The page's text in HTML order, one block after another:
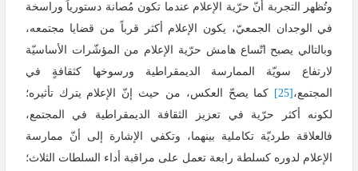
وتُظهر التجربة أنّ حرّية الإعلام عندما تكون مُصانة دستورياً وراسخة
في الوجدان الجمعيّ، يكون الإعلام أكثر قرباً من قضايا مجتمعه،
وبالتالي يصبح اتّساع هامش حرّية الإعلام من المؤشّرات الأساسيّة
لارتفاع سويّة الممارسة الديمقراطية ورسوخها كثقافةٍ في
المجتمع، [25] كما يصحّ العكس، من حيث إنّ الإعلام يترك تأثيره؛
لكونه أكثر حرّية في تعزيز الثقافة الديمقراطية في المجتمع،
فالعلاقة طرديّة تكاملية بينهما، وتكفي الإشارة إلى أنّ ممارسة
الإعلام لدوره كسلطة رابعة تعمل على مراقبة أداء السلطات الثلاث؛